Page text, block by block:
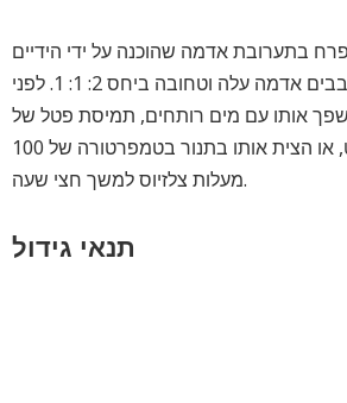
בתערובת אדמה שהוכנה על ידי הידיים
שלך - הם מערבבים אדמה עלה וטחובה ביחס 2: 1: 1. לפני
אותו עם מים רותחים, תמיסת פטל של
אשלגן פרמנגנט, או הצית אותו בתנור בטמפרטורה של 100
מעלות צלזיוס למשך חצי שעה.
תנאי גידול